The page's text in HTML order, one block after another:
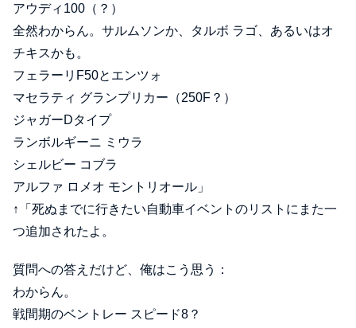
アウディ100（？）
全然わからん。サルムソンか、タルボ ラゴ、あるいはオ
チキスかも。
フェラーリF50とエンツォ
マセラティ グランプリカー（250F？）
ジャガーDタイプ
ランボルギーニ ミウラ
シェルビー コブラ
アルファ ロメオ モントリオール」
↑「死ぬまでに行きたい自動車イベントのリストにまた一
つ追加されたよ。
質問への答えだけど、俺はこう思う：
わからん。
戦間期のベントレー スピード8？